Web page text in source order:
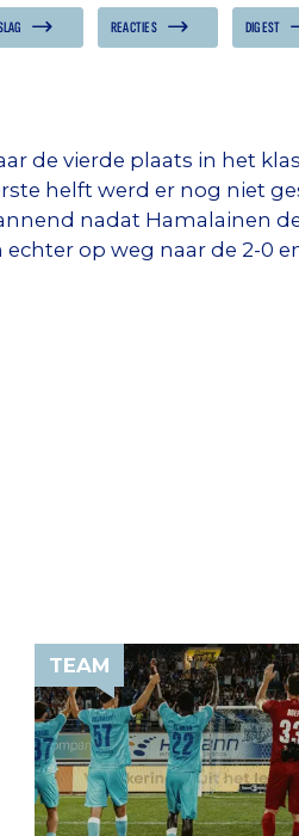
REACTIES DIGEST
de vierde plaats in het
helft werd er nog niet
nadat Hamalainen
op weg naar de 2-0
TEAM